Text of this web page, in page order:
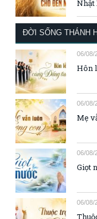
Nhật
ĐỜI SỐNG THÁNH
06/08/
Hôn
06/08/
Mẹ
06/08/
Giọt
06/08/